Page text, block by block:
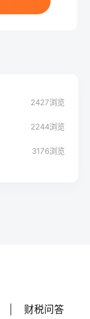
2427浏览
2244浏览
3176浏览
财税问答